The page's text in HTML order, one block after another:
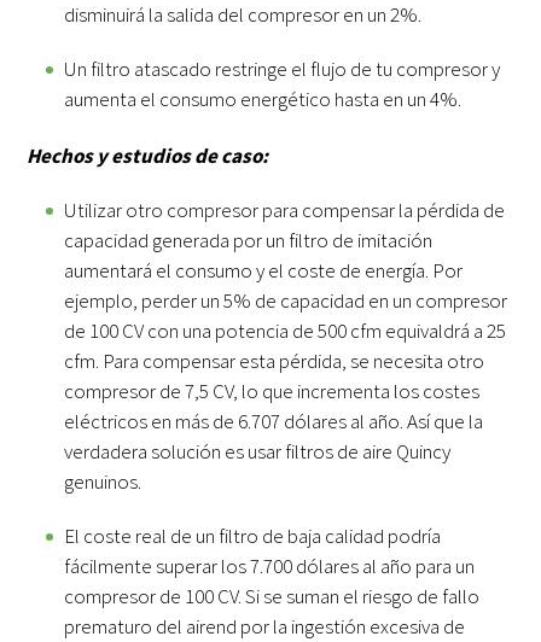
disminuirá la salida del compresor en un 2%.
Un filtro atascado restringe el flujo de tu compresor y
aumenta el consumo energético hasta en un 4%.
Hechos y estudios de caso:
Utilizar otro compresor para compensar la pérdida de
capacidad generada por un filtro de imitación
aumentará el consumo y el coste de energía. Por
ejemplo, perder un 5% de capacidad en un compresor
de 100 CV con una potencia de 500 cfm equivaldrá a 25
cfm. Para compensar esta pérdida, se necesita otro
compresor de 7,5 CV, lo que incrementa los costes
eléctricos en más de 6.707 dólares al año. Así que la
verdadera solución es usar filtros de aire Quincy
genuinos.
El coste real de un filtro de baja calidad podría
fácilmente superar los 7.700 dólares al año para un
compresor de 100 CV. Si se suman el riesgo de fallo
prematuro del airend por la ingestión excesiva de